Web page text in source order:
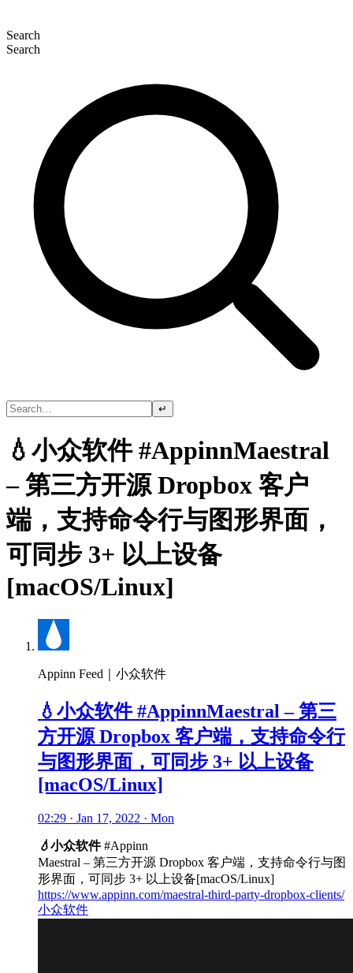
Search
Search
↵
💧小众软件 #AppinnMaestral
– 第三方开源 Dropbox 客户
端，支持命令行与图形界面，
可同步 3+ 以上设备
[macOS/Linux]
Appinn Feed｜小众软件
💧小众软件 #AppinnMaestral – 第三
方开源 Dropbox 客户端，支持命令行
与图形界面，可同步 3+ 以上设备
[macOS/Linux]
02:29 · Jan 17, 2022 · Mon
💧小众软件#Appinn
Maestral – 第三方开源 Dropbox 客户端，支持命令行与图
形界面，可同步 3+ 以上设备[macOS/Linux]
https://www.appinn.com/maestral-third-party-dropbox-clients/
小众软件